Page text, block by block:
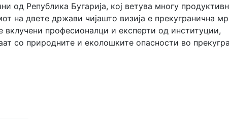
од Република Бугарија, кој ветува многу
на двете држави чијашто визија е прекугранична
професионалци и експерти од институции,
со природните и еколошките опасности во